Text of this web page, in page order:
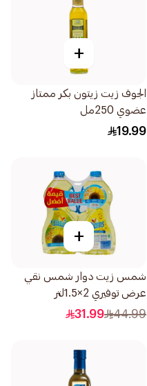
+
الجوف زيت زيتون بكر ممتاز
عضوي 250مل
19.99
+
شمس زيت دوار شمس نقي
عرض توفيري 2×1.5لتر
44.99
31.99